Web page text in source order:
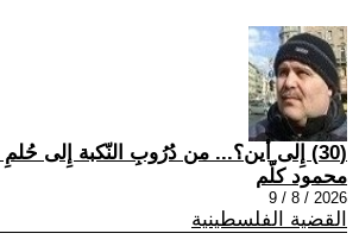
(30) إِلى أين؟... من دُرُوبِ النّكبة إِلى حُلمِ العودة
محمود كلّم
2026 / 8 / 9
القضية الفلسطينية